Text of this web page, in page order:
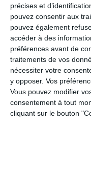
précises et
pouvez consentir aux
pouvez également
accéder à des
préférences avant de
traitements de vos
nécessiter votre
y opposer. Vos
Vous pouvez modifier
consentement à tout
cliquant sur le bouton
Avec photo et textes
#FAIRE-PART #INVITATION
Une jolie rose